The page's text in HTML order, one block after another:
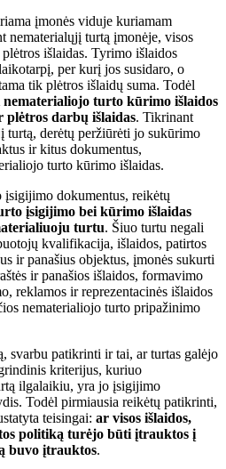
įmonės viduje kuriamam
nematerialųjį turtą įmonėje, visos
išlaidas. Tyrimo išlaidos
per kurį jos susidaro, o
tik plėtros išlaidų suma. Todėl
nematerialiojo turto kūrimo išlaidos
darbų išlaidas. Tikrinant
turtą, derėtų peržiūrėti jo sukūrimo
ir kitus dokumentus,
turto kūrimo išlaidas.
dokumentus, reikėtų
įsigijimo bei kūrimo išlaidas
turtu. Šiuo turtu negali
kvalifikacija, išlaidos, patirtos
ir panašius objektus, įmonės sukurti
ir panašios išlaidos, formavimo
reklamos ir reprezentacinės išlaidos
nematerialiojo turto pripažinimo
svarbu patikrinti ir tai, ar turtas galėjo
kriterijus, kuriuo
ilgalaikiu, yra jo įsigijimo
Todėl pirmiausia reikėtų patikrinti,
teisingai: ar visos išlaidos,
politiką turėjo būti įtrauktos į
buvo įtrauktos.